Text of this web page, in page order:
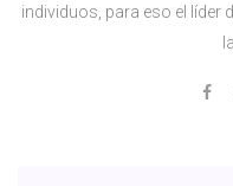
individuos, para eso el líder